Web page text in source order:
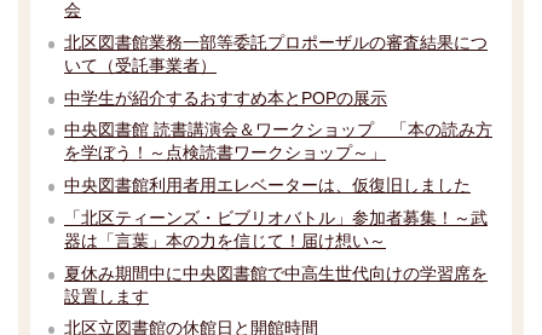
会
北区図書館業務一部等委託プロポーザルの審査結果につ
いて（受託事業者）
中学生が紹介するおすすめ本とPOPの展示
中央図書館 読書講演会＆ワークショップ 「本の読み方
を学ぼう！～点検読書ワークショップ～」
中央図書館利用者用エレベーターは、仮復旧しました
「北区ティーンズ・ビブリオバトル」参加者募集！～武
器は「言葉」本の力を信じて！届け想い～
夏休み期間中に中央図書館で中高生世代向けの学習席を
設置します
北区立図書館の休館日と開館時間